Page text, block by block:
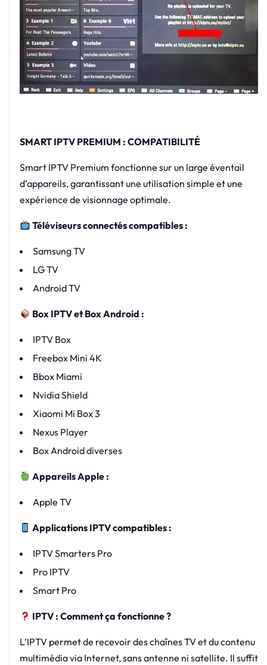
SMART IPTV PREMIUM : COMPATIBILITÉ
Smart IPTV Premium fonctionne sur un large éventail
d’appareils, garantissant une utilisation simple et une
expérience de visionnage optimale.
Téléviseurs connectés compatibles :
Samsung TV
LG TV
Android TV
Box IPTV et Box Android :
IPTV Box
Freebox Mini 4K
Bbox Miami
Nvidia Shield
Xiaomi Mi Box 3
Nexus Player
Box Android diverses
Appareils Apple :
Apple TV
Applications IPTV compatibles :
IPTV Smarters Pro
Pro IPTV
Smart Pro
IPTV : Comment ça fonctionne ?
L’IPTV permet de recevoir des chaînes TV et du contenu
multimédia via Internet, sans antenne ni satellite. Il suffit